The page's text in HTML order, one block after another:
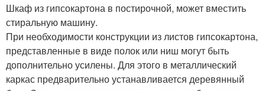
Шкаф из гипсокартона в постирочной, может вместить
стиральную машину.
При необходимости конструкции из листов гипсокартона,
представленные в виде полок или ниш могут быть
дополнительно усилены. Для этого в металлический
каркас предварительно устанавливается деревянный